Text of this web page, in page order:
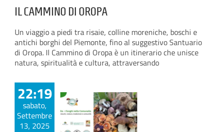
IL CAMMINO DI OROPA
Un viaggio a piedi tra risaie, colline moreniche, boschi e
antichi borghi del Piemonte, fino al suggestivo Santuario
di Oropa. Il Cammino di Oropa è un itinerario che unisce
natura, spiritualità e cultura, attraversando
22:19
sabato,
Settembre
13, 2025